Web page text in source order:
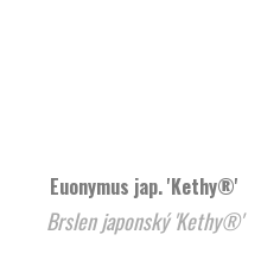
Euonymus jap. 'Kethy®'
Brslen japonský 'Kethy®'